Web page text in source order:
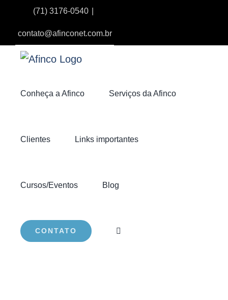
conteúdo
(71) 3176-0540
contato@afinconet.com.br
Conheça a Afinco Serviços da Afinco
Clientes Links importantes
Cursos/Eventos Blog
CONTATO